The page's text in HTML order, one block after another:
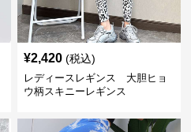
¥2,420 (税込)
レディースレギンス 大胆ヒョ
ウ柄スキニーレギンス